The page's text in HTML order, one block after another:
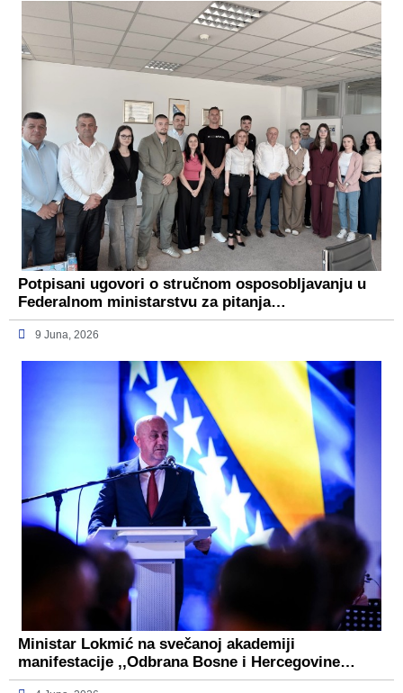
Potpisani ugovori o stručnom osposobljavanju u
Federalnom ministarstvu za pitanja…
9 Juna, 2026
Ministar Lokmić na svečanoj akademiji
manifestacije ,,Odbrana Bosne i Hercegovine…